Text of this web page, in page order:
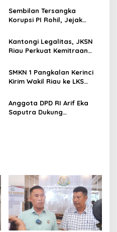
Sembilan Tersangka
Korupsi PI Rohil, Jejak
Masih Didalami
Kantongi Legalitas, JKSN
Riau Perkuat Kemitraan
Ketahanan Bangsa
SMKN 1 Pangkalan Kerinci
Kirim Wakil Riau ke LKS
Anggota DPD RI Arif Eka
Saputra Dukung